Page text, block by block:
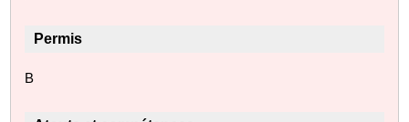
Permis
B